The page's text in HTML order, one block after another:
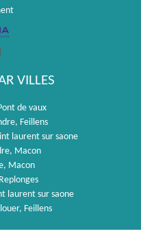
VILLES
de vaux
Feillens
laurent sur saone
Macon
Macon
laurent sur saone
Feillens